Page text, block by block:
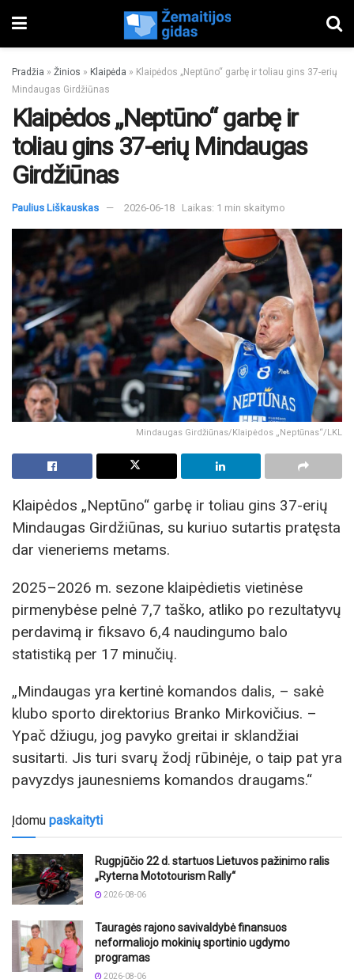
Pradžia » Žinios » Klaipėda » Klaipėdos „Neptūno“ garbę ir toliau gins 37-erių
Mindaugas Girdžiūnas
Klaipėdos „Neptūno“ garbę ir
toliau gins 37-erių Mindaugas
Girdžiūnas
Paulius Liškauskas 2026-06-18 Laikas: 1 min skaitymo
Mindaugas Girdžiūnas/Klaipėdos „Neptūnas“/LKL
Klaipėdos „Neptūno“ garbę ir toliau gins 37-erių
Mindaugas Girdžiūnas, su kuriuo sutartis pratęsta
dar vieneriems metams.
2025–2026 m. sezone klaipėdietis vietinėse
pirmenybėse pelnė 7,7 taško, atliko po rezultatyvų
perdavimą ir fiksavo 6,4 naudingumo balo
statistiką per 17 minučių.
„Mindaugas yra kertinė komandos dalis, – sakė
klubo sporto direktorius Branko Mirkovičius. –
Ypač džiugu, jog pavyko greitai ir sklandžiai
susitarti. Jis turi svarų žodį rūbinėje, o taip pat yra
pavyzdys jaunesniems komandos draugams.“
Įdomu paskaityti
Rugpjūčio 22 d. startuos Lietuvos pažinimo ralis
„Ryterna Mototourism Rally“
2026-08-06
Tauragės rajono savivaldybė finansuos
neformaliojo mokinių sportinio ugdymo
programas
2026-08-06